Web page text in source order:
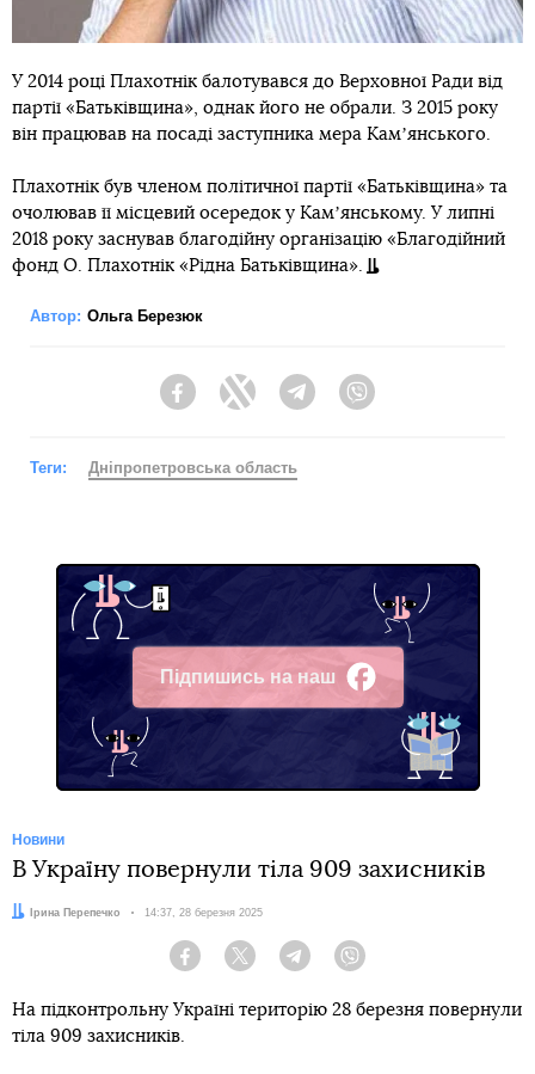
У 2014 році Плахотнік балотувався до Верховної Ради від
партії «Батьківщина», однак його не обрали. З 2015 року
він працював на посаді заступника мера Камʼянського.
Плахотнік був членом політичної партії «Батьківщина» та
очолював її місцевий осередок у Камʼянському. У липні
2018 року заснував благодійну організацію «Благодійний
фонд О. Плахотнік «Рідна Батьківщина».
Автор: Ольга Березюк
FacebookTwitter Telegram
Теги: Дніпропетровська область
Підпишись на наш
Facebook
Новини
В Україну повернули тіла 909 захисників
Автор:Ірина Перепечко Дата:
14:37, 28 березня 2025
Facebook Twitter Telegram
На підконтрольну Україні територію 28 березня повернули
тіла 909 захисників.